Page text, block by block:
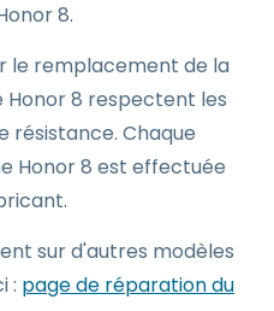
8.
le remplacement de la
8 respectent les
résistance. Chaque
Honor 8 est effectuée
sur d'autres modèles
: page de réparation du